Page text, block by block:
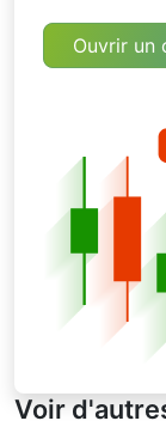
plus
Moyenne
l'accent
manière
WMA, les
jamais
devient
Cela
en
l'analyse
pendant
s'appuient
Ouvrir un
Voir